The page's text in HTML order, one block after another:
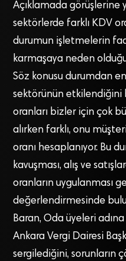
Açıklamada görüşlerine
sektörlerde farklı KDV
durumun işletmelerin
karmaşaya neden
Söz konusu durumdan
sektörünün etkilendiğini
oranları bizler için çok
alırken farklı, onu
oranı hesaplanıyor. Bu
kavuşması, alış ve
oranların uygulanması
değerlendirmesinde
Baran, Oda üyeleri
Ankara Vergi Dairesi
sergilediğini, sorunların